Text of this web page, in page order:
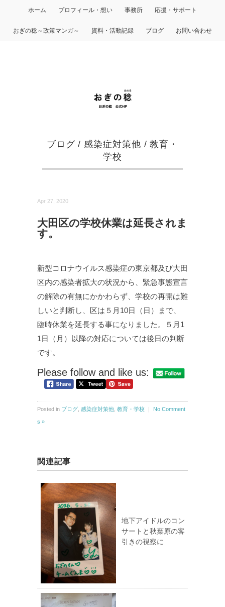
ホーム プロフィール・想い 事務所 応援・サポート
おぎの稔～政策マンガ～ 資料・活動記録 ブログ お問い合わせ
ブログ/ 感染症対策他 /教育・
学校
Apr 27, 2020
大田区の学校休業は延長されま
す。
新型コロナウイルス感染症の東京都及び大田
区内の感染者拡大の状況から、緊急事態宣言
の解除の有無にかかわらず、学校の再開は難
しいと判断し、区は５月10日（日）まで、
臨時休業を延長する事になりました。５月1
1日（月）以降の対応については後日の判断
です。
Please follow and like us:
Posted in ブログ 感染症対策他 教育・学校 ｜ No Comment
s »
関連記事
地下アイドルのコン
サートと秋葉原の客
引きの視察に